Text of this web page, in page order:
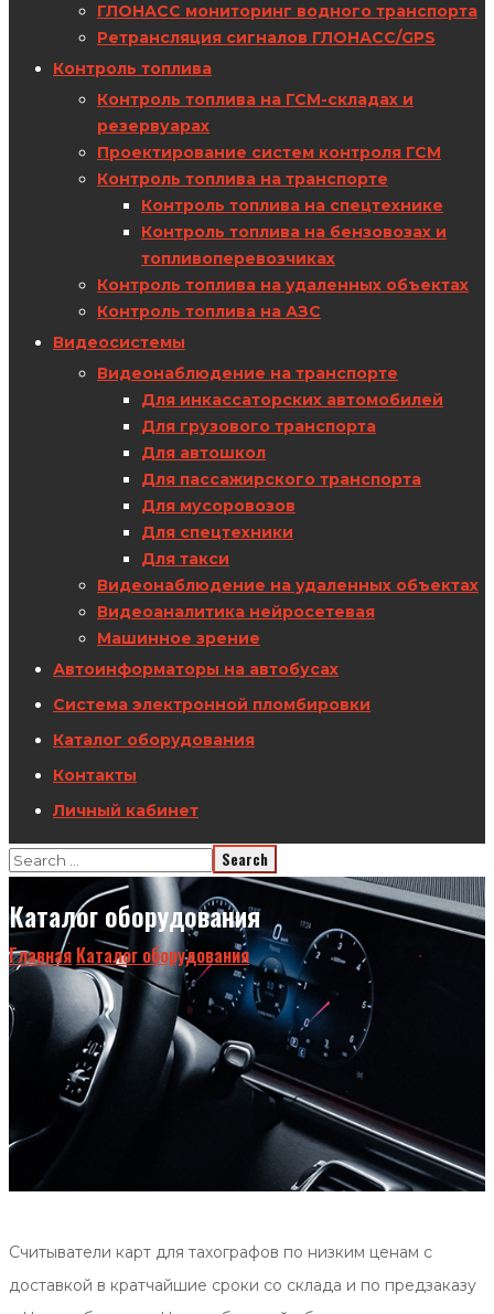
ГЛОНАСС мониторинг водного транспорта
Ретрансляция сигналов ГЛОНАСС/GPS
Контроль топлива
Контроль топлива на ГСМ-складах и
резервуарах
Проектирование систем контроля ГСМ
Контроль топлива на транспорте
Контроль топлива на спецтехнике
Контроль топлива на бензовозах и
топливоперевозчиках
Контроль топлива на удаленных объектах
Контроль топлива на АЗС
Видеосистемы
Видеонаблюдение на транспорте
Для инкассаторских автомобилей
Для грузового транспорта
Для автошкол
Для пассажирского транспорта
Для мусоровозов
Для спецтехники
Для такси
Видеонаблюдение на удаленных объектах
Видеоаналитика нейросетевая
Машинное зрение
Автоинформаторы на автобусах
Система электронной пломбировки
Каталог оборудования
Контакты
Личный кабинет
Каталог оборудования
Главная Каталог оборудования
Считыватели карт для тахографов по низким ценам с
доставкой в кратчайшие сроки со склада и по предзаказу